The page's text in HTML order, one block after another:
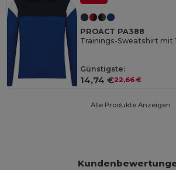
PROACT PA388
Günstigste:
14,74 €22,66 €
Alle Produkte Anzeigen.